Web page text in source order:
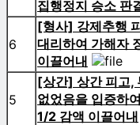
집행정지 승소 판
6
[형사] 강제추행
대리하여 가해자
이끌어내
5
[상간] 상간 피고,
없었음을 입증하
1/2 감액 이끌어내